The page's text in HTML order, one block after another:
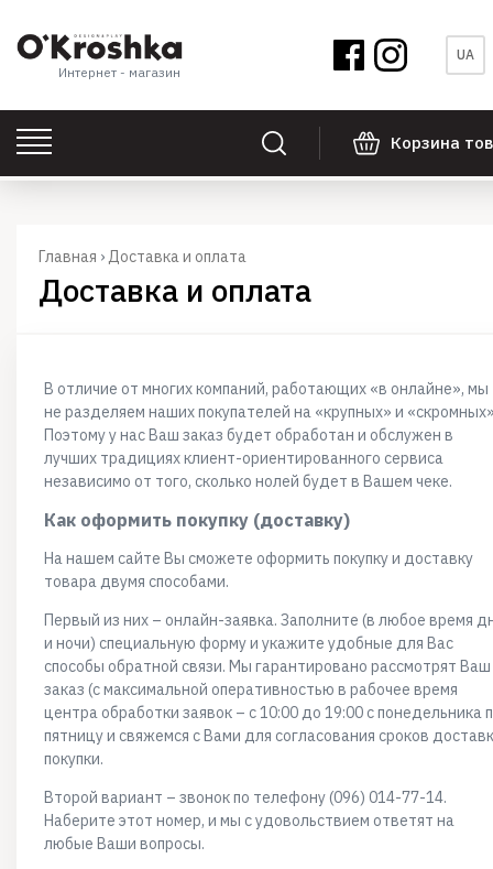
Интернет - магазин
UA
Корзина
Главная ›Доставка и оплата
Доставка и оплата
В отличие от многих компаний, работающих «в онлайне», мы
не разделяем наших покупателей на «крупных» и
Поэтому у нас Ваш заказ будет обработан и обслужен в
лучших традициях клиент-ориентированного сервиса
независимо от того, сколько нолей будет в Вашем чеке.
Как оформить покупку (доставку)
На нашем сайте Вы сможете оформить покупку и доставку
товара двумя способами.
Первый из них – онлайн-заявка. Заполните (в любое время
и ночи) специальную форму и укажите удобные для Вас
способы обратной связи. Мы гарантировано рассмотрят Ваш
заказ (с максимальной оперативностью в рабочее время
центра обработки заявок – с 10:00 до 19:00 с понедельника
пятницу и свяжемся с Вами для согласования сроков
покупки.
Второй вариант – звонок по телефону (096) 014-77-14.
Наберите этот номер, и мы с удовольствием ответят на
любые Ваши вопросы.